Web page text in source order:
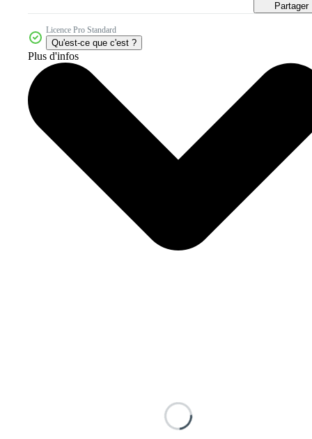
Partager
Licence Pro Standard
Qu'est-ce que c'est ?
Plus d'infos